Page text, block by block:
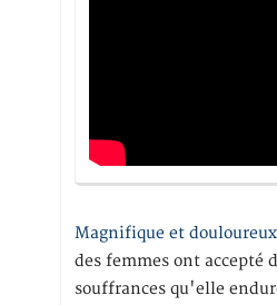
Magnifique et
des femmes ont accepté
souffrances qu'elle